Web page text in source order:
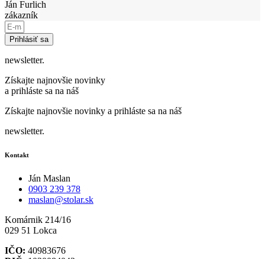
Ján Furlich
zákazník
Prihlásiť sa
newsletter.
Získajte najnovšie novinky
a prihláste sa na náš
Získajte najnovšie novinky a prihláste sa na náš
newsletter.
Kontakt
Ján Maslan
0903 239 378
maslan@stolar.sk
Komárnik 214/16
029 51 Lokca
IČO: 40983676